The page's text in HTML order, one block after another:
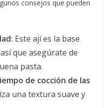
consejos que pueden
Este ají es la base
que asegúrate de
pasta.
de cocción de las
una textura suave y